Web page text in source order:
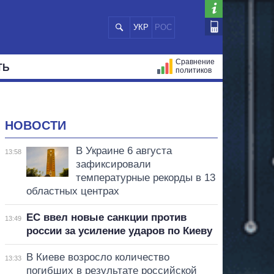
УКР РОС
Сравнение
политиков
НОВОСТИ
13:58
В Украине 6 августа
зафиксировали
температурные рекорды в 13
областных центрах
13:49
ЕС ввел новые санкции против
россии за усиление ударов по Киеву
13:33
В Киеве возросло количество
погибших в результате российской